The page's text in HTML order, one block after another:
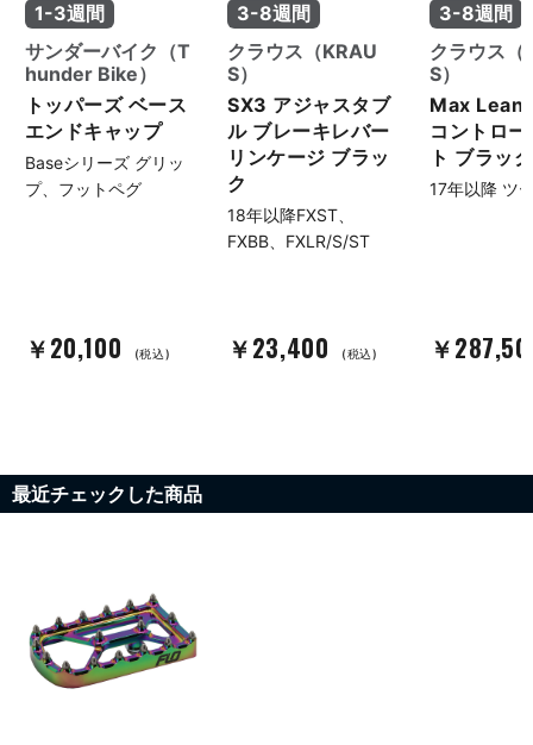
1-3週間
サンダーバイク（T
hunder Bike）
トッパーズ ベース
エンドキャップ
Baseシリーズ グリッ
プ、フットペグ
￥20,100 (税込)
3-8週間
クラウス（KRAU
S）
SX3 アジャスタブ
ル ブレーキレバー
リンケージ ブラッ
ク
18年以降FXST、
FXBB、FXLR/S/ST
￥23,400 (税込)
3-8週間
クラウス（
S）
Max Lean
コントロ
ト ブラック
17年以降 ツ
￥
最近チェックした商品